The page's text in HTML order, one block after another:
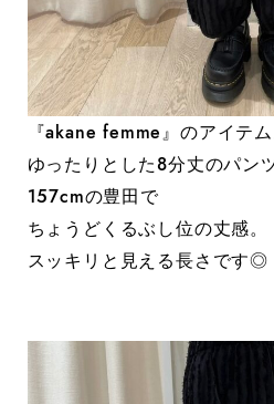
『akane femme』のアイテム
ゆったりとした8分丈のパンツ
157cmの豊田で
ちょうどくるぶし位の丈感。
スッキリと見える長さです◎